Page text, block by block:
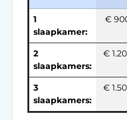
1
slaapkamer:
€
2
slaapkamers:
€
3
slaapkamers:
€